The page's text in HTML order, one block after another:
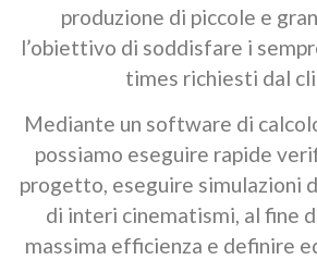
produzione di piccole e
l’obiettivo di soddisfare i
times richiesti dal
Mediante un software di
possiamo eseguire rapide
progetto, eseguire simulazioni
di interi cinematismi, al fine
massima efficienza e definire